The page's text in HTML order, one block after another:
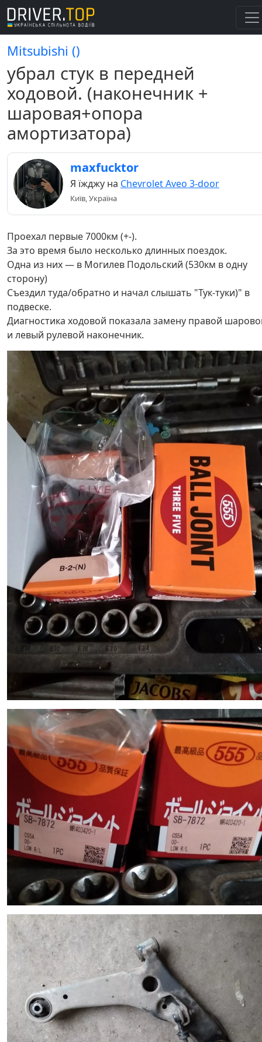
Mitsubishi ()
убрал стук в передней
ходовой. (наконечник +
шаровая+опора
амортизатора)
maxfucktor
Я їжджу на Chevrolet Aveo 3-door
Київ, Україна
Проехал первые 7000км (+-).
За это время было несколько длинных поездок.
Одна из них — в Могилев Подольский (530км в одну
сторону)
Съездил туда/обратно и начал слышать "Тук-туки)" в
подвеске.
Диагностика ходовой показала замену правой
и левый рулевой наконечник.